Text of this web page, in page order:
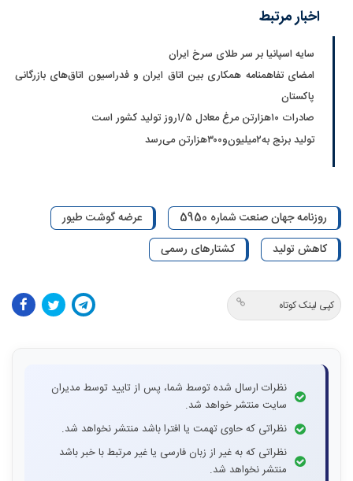
اخبار مرتبط
سایه اسپانیا بر سر طلای سرخ ایران
امضای تفاهمنامه همکاری بین اتاق ایران و فدراسیون اتاق‌های بازرگانی
پاکستان
صادرات ۱۰‌هزارتن مرغ معادل ۵/‏۱روز تولید کشور است
تولید برنج به‌۲‌میلیون‌و۳۰۰‌هزارتن می‌رسد
روزنامه جهان صنعت شماره 5950
عرضه گوشت طیور
کاهش تولید
کشتارهای رسمی
کپی لینک کوتاه
نظرات ارسال شده توسط شما، پس از تایید توسط مدیران
سایت منتشر خواهد شد.
نظراتی که حاوی تهمت یا افترا باشد منتشر نخواهد شد.
نظراتی که به غیر از زبان فارسی یا غیر مرتبط با خبر باشد
منتشر نخواهد شد.